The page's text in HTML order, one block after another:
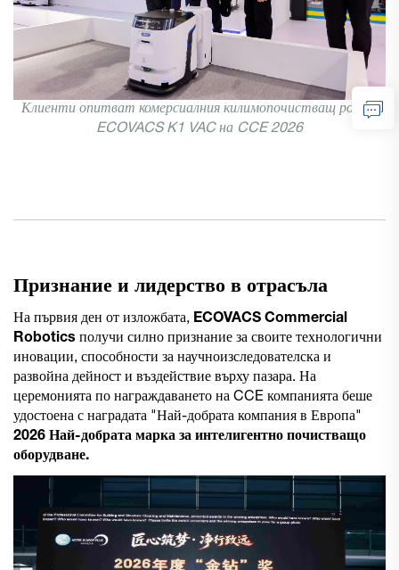
Клиенти опитват комерсиалния килимопочистващ робот
ECOVACS K1 VAC на CCE 2026
Признание и лидерство в отрасъла
На първия ден от изложбата, ECOVACS Commercial
Robotics получи силно признание за своите технологични
иновации, способности за научноизследователска и
развойна дейност и въздействие върху пазара. На
церемонията по награждаването на CCE компанията беше
удостоена с наградата "Най-добрата компания в Европа"
2026 Най-добрата марка за интелигентно почистващо
оборудване.